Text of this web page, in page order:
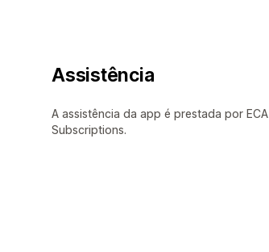
Assistência
A assistência da app é prestada por ECA
Subscriptions.